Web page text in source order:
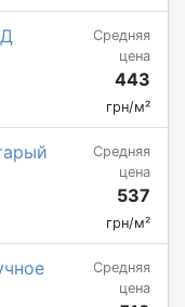
Средняя
цена
443
грн/м²
Средняя
цена
537
грн/м²
Средняя
цена